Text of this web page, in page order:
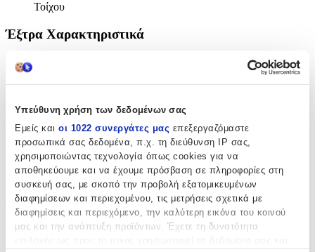
Υπεύθυνη χρήση των δεδομένων σας
Εμείς και οι 1022 συνεργάτες μας επεξεργαζόμαστε
προσωπικά σας δεδομένα, π.χ. τη διεύθυνση IP σας,
χρησιμοποιώντας τεχνολογία όπως cookies για να
αποθηκεύουμε και να έχουμε πρόσβαση σε πληροφορίες στη
συσκευή σας, με σκοπό την προβολή εξατομικευμένων
διαφημίσεων και περιεχομένου, τις μετρήσεις σχετικά με
διαφημίσεις και περιεχόμενο, την καλύτερη εικόνα του κοινού
μας και την ανάπτυξη προϊόντων. Έχετε τη δυνατότητα
Τοίχου
Έξτρα Χαρακτηριστικά
Αφρώδες
Όχι
Βινυλίου:
Όχι
Μπορντούρα:
Όχι
Φωσφοριζέ:
Όχι